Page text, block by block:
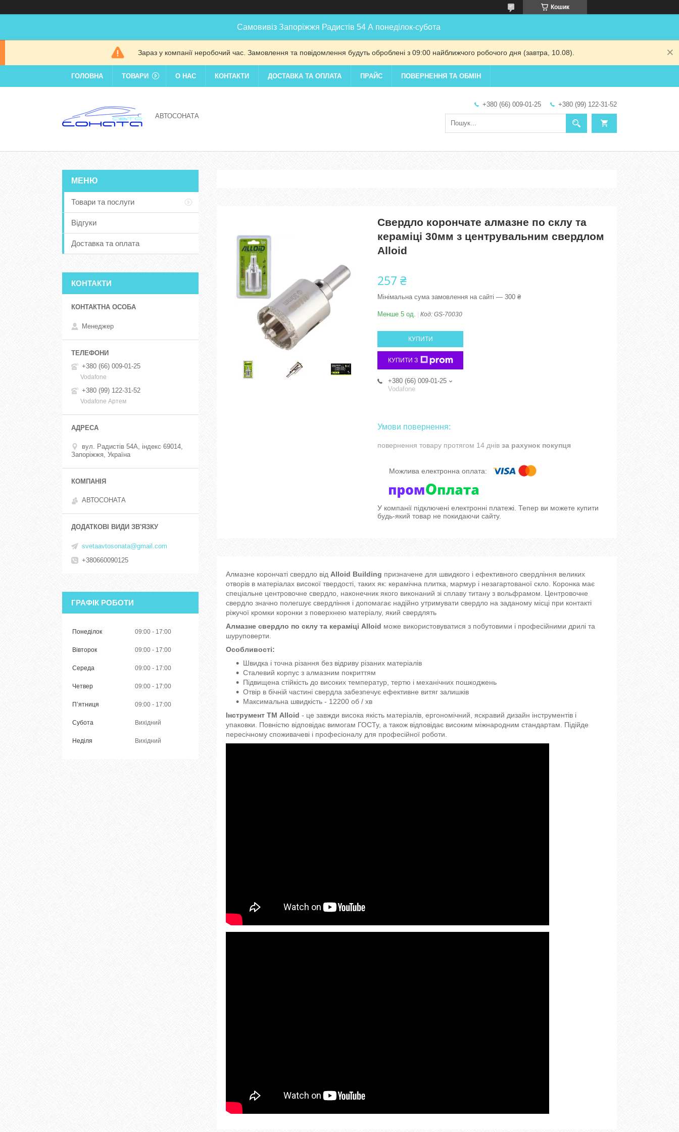
Кошик
Самовивіз Запоріжжя Радистів 54 А понеділок-субота
Зараз у компанії неробочий час. Замовлення та повідомлення будуть оброблені з 09:00 найближчого робочого дня (завтра, 10.08).
ГОЛОВНА ТОВАРИ О НАС КОНТАКТИ ДОСТАВКА ТА ОПЛАТА ПРАЙС ПОВЕРНЕННЯ ТА ОБМІН
АВТОСОНАТА
+380 (66) 009-01-25 +380 (99) 122-31-52
Свердло корончате алмазне по склу та
кераміці 30мм з центрувальним свердлом
Alloid
257 ₴
Мінімальна сума замовлення на сайті — 300 ₴
Менше 5 од. Код: GS-70030
КУПИТИ
КУПИТИ З
+380 (66) 009-01-25
Vodafone
повернення товару протягом 14 днів за рахунок покупця
У компанії підключені електронні платежі. Тепер ви можете купити
будь-який товар не покидаючи сайту.
Алмазне корончаті свердло від Alloid Building призначене для швидкого і ефективного свердління великих
отворів в матеріалах високої твердості, таких як: керамічна плитка, мармур і незагартованої скло. Коронка має
спеціальне центровочне свердло, наконечник якого виконаний зі сплаву титану з вольфрамом. Центровочне
свердло значно полегшує свердління і допомагає надійно утримувати свердло на заданому місці при контакті
ріжучої кромки коронки з поверхнею матеріалу, який свердлять
Алмазне свердло по склу та кераміці Alloid може використовуватися з побутовими і професійними дрилі та
шуруповерти.
Особливості:
Швидка і точна різання без відриву різаних матеріалів
Сталевий корпус з алмазним покриттям
Підвищена стійкість до високих температур, тертю і механічних пошкоджень
Отвір в бічній частині свердла забезпечує ефективне витяг залишків
Максимальна швидкість - 12200 об / хв
Інструмент ТМ Alloid - це завжди висока якість матеріалів, ергономічний, яскравий дизайн інструментів і
упаковки. Повністю відповідає вимогам ГОСТу, а також відповідає високим міжнародним стандартам. Підійде
пересічному споживачеві і професіоналу для професійної роботи.
Товари та послуги
Відгуки
Доставка та оплата
КОНТАКТИ
Менеджер
+380 (66) 009-01-25
Vodafone
+380 (99) 122-31-52
Vodafone Артем
вул. Радистів 54А, індекс 69014,
Запоріжжя, Україна
АВТОСОНАТА
svetaavtosonata@gmail.com
+380660090125
ГРАФІК РОБОТИ
Понеділок 09:00 17:00
Вівторок 09:00 17:00
Середа 09:00 17:00
Четвер 09:00 17:00
Пʼятниця 09:00 17:00
Субота Вихідний
Неділя Вихідний